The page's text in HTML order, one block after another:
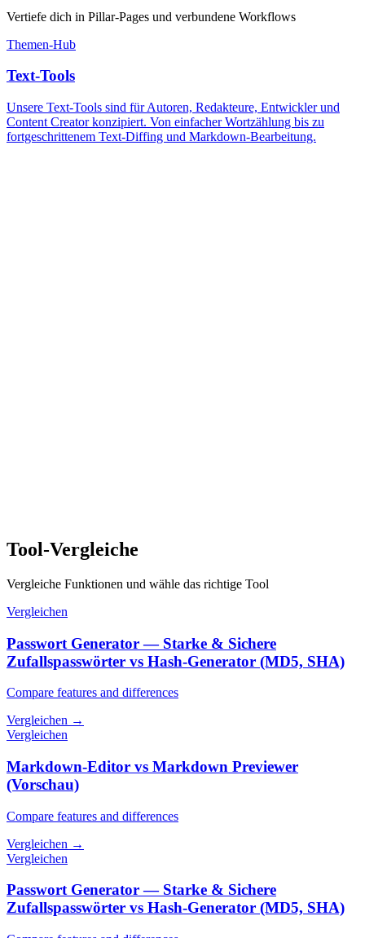
Vertiefe dich in Pillar-Pages und verbundene Workflows
Themen-Hub
Text-Tools
Unsere Text-Tools sind für Autoren, Redakteure, Entwickler und
Content Creator konzipiert. Von einfacher Wortzählung bis zu
fortgeschrittenem Text-Diffing und Markdown-Bearbeitung.
Tool-Vergleiche
Vergleiche Funktionen und wähle das richtige Tool
Vergleichen
Passwort Generator — Starke & Sichere
Zufallspasswörter vs Hash-Generator (MD5, SHA)
Compare features and differences
Vergleichen →
Vergleichen
Markdown-Editor vs Markdown Previewer
(Vorschau)
Compare features and differences
Vergleichen →
Vergleichen
Passwort Generator — Starke & Sichere
Zufallspasswörter vs Hash-Generator (MD5, SHA)